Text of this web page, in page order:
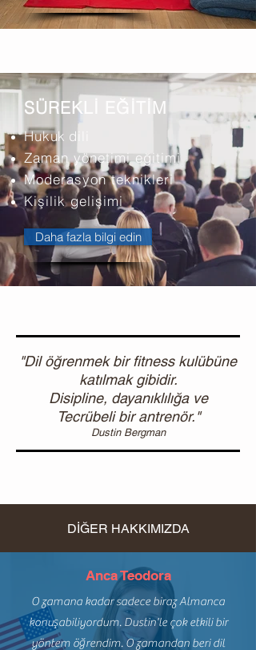
SÜREKLİ EĞİTİM
Hukuk dili
Zaman yönetimi eğitimi
Moderasyon teknikleri
Kişilik gelişimi
Daha fazla bilgi edin
"Dil öğrenmek bir fitness kulübüne
katılmak gibidir.
Disipline, dayanıklılığa ve
Tecrübeli bir antrenör."
Dustin Bergman
DİĞER HAKKIMIZDA
Anca Teodora
O zamana kadar sadece biraz Almanca
konuşabiliyordum. Dustin'le çok etkili bir
yöntem öğrendim. O zamandan beri dil